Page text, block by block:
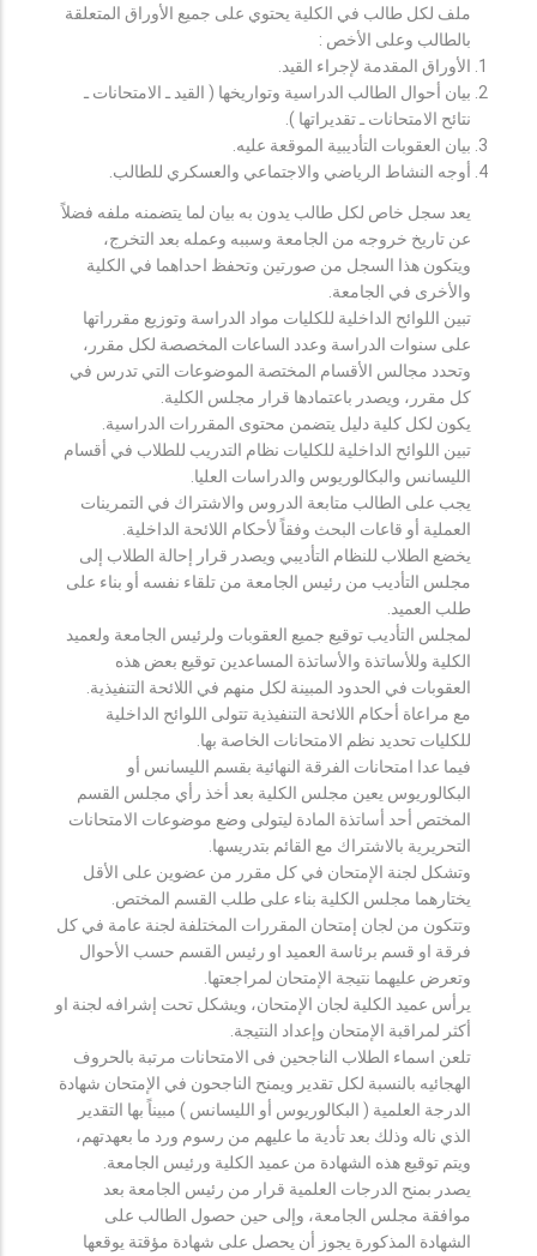
ملف لكل طالب في الكلية يحتوي على جميع الأوراق المتعلقة
بالطالب وعلى الأخص :
الأوراق المقدمة لإجراء القيد.
بيان أحوال الطالب الدراسية وتواريخها ( القيد ـ الامتحانات ـ
نتائح الامتحانات ـ تقديراتها ).
بيان العقوبات التأديبية الموقعة عليه.
أوجه النشاط الرياضي والاجتماعي والعسكري للطالب.
يعد سجل خاص لكل طالب يدون به بيان لما يتضمنه ملفه فضلاً
عن تاريخ خروجه من الجامعة وسببه وعمله بعد التخرج،
ويتكون هذا السجل من صورتين وتحفظ احداهما في الكلية
والأخرى في الجامعة.
تبين اللوائح الداخلية للكليات مواد الدراسة وتوزيع مقرراتها
على سنوات الدراسة وعدد الساعات المخصصة لكل مقرر،
وتحدد مجالس الأقسام المختصة الموضوعات التي تدرس في
كل مقرر، ويصدر باعتمادها قرار مجلس الكلية.
يكون لكل كلية دليل يتضمن محتوى المقررات الدراسية.
تبين اللوائح الداخلية للكليات نظام التدريب للطلاب في أقسام
الليسانس والبكالوريوس والدراسات العليا.
يجب على الطالب متابعة الدروس والاشتراك في التمرينات
العملية أو قاعات البحث وفقاً لأحكام اللائحة الداخلية.
يخضع الطلاب للنظام التأديبي ويصدر قرار إحالة الطلاب إلى
مجلس التأديب من رئيس الجامعة من تلقاء نفسه أو بناء على
طلب العميد.
لمجلس التأديب توقيع جميع العقوبات ولرئيس الجامعة ولعميد
الكلية وللأساتذة والأساتذة المساعدين توقيع بعض هذه
العقوبات في الحدود المبينة لكل منهم في اللائحة التنفيذية.
مع مراعاة أحكام اللائحة التنفيذية تتولى اللوائح الداخلية
للكليات تحديد نظم الامتحانات الخاصة بها.
فيما عدا امتحانات الفرقة النهائية بقسم الليسانس أو
البكالوريوس يعين مجلس الكلية بعد أخذ رأي مجلس القسم
المختص أحد أساتذة المادة ليتولى وضع موضوعات الامتحانات
التحريرية بالاشتراك مع القائم بتدريسها.
وتشكل لجنة الإمتحان في كل مقرر من عضوين على الأقل
يختارهما مجلس الكلية بناء على طلب القسم المختص.
وتتكون من لجان إمتحان المقررات المختلفة لجنة عامة في كل
فرقة او قسم برئاسة العميد او رئيس القسم حسب الأحوال
وتعرض عليهما نتيجة الإمتحان لمراجعتها.
يرأس عميد الكلية لجان الإمتحان، ويشكل تحت إشرافه لجنة او
أكثر لمراقبة الإمتحان وإعداد النتيجة.
تلعن اسماء الطلاب الناجحين فى الامتحانات مرتبة بالحروف
الهجائيه بالنسبة لكل تقدير ويمنح الناجحون في الإمتحان شهادة
الدرجة العلمية ( البكالوريوس أو الليسانس ) مبيناً بها التقدير
الذي ناله وذلك بعد تأدية ما عليهم من رسوم ورد ما بعهدتهم،
ويتم توقيع هذه الشهادة من عميد الكلية ورئيس الجامعة.
يصدر بمنح الدرجات العلمية قرار من رئيس الجامعة بعد
موافقة مجلس الجامعة، وإلى حين حصول الطالب على
الشهادة المذكورة يجوز أن يحصل على شهادة مؤقتة يوقعها